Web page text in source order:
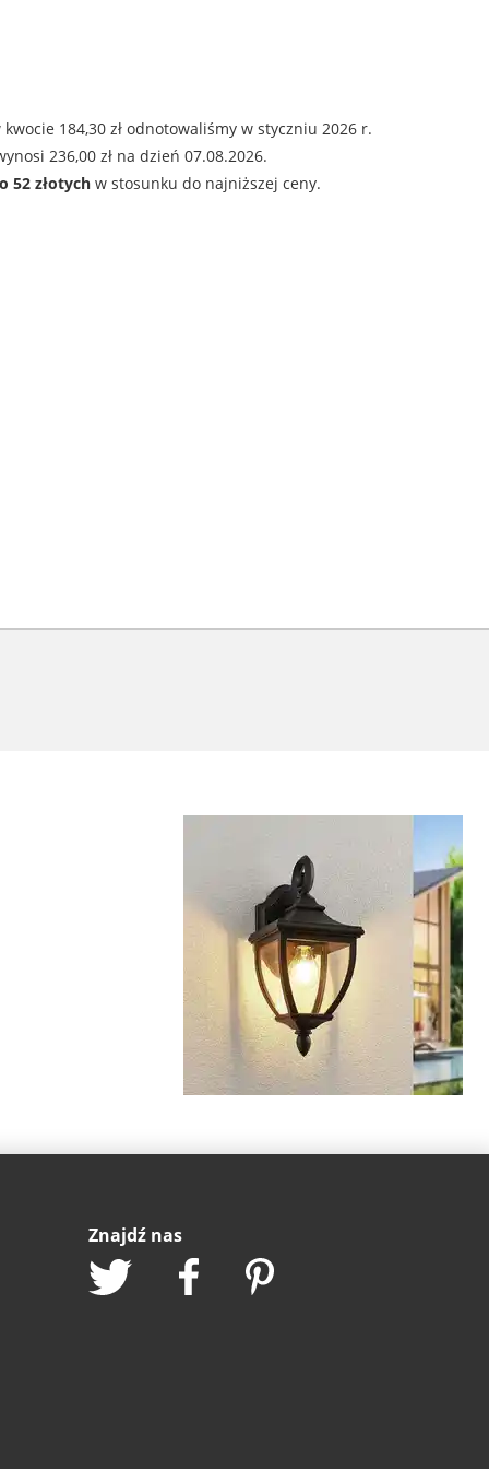
184,30 zł odnotowaliśmy w styczniu 2026 r.
236,00 zł na dzień 07.08.2026.
52 złotych w stosunku do najniższej ceny.
Znajdź nas